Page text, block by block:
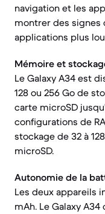
navigation et les
montrer des signes
applications plus
Mémoire et
Le Galaxy A34 est
128 ou 256 Go de
carte microSD
configurations de
stockage de 32 à
microSD.
Autonomie de la
Les deux appareils
mAh. Le Galaxy